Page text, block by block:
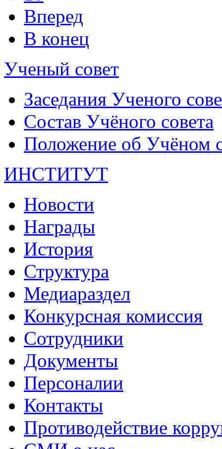
Вперед
В конец
Ученый совет
Заседания Ученого
Состав Учёного совета
Положение об Учёном
ИНСТИТУТ
Новости
Награды
История
Структура
Медиараздел
Конкурсная комиссия
Сотрудники
Документы
Персоналии
Контакты
Противодействие